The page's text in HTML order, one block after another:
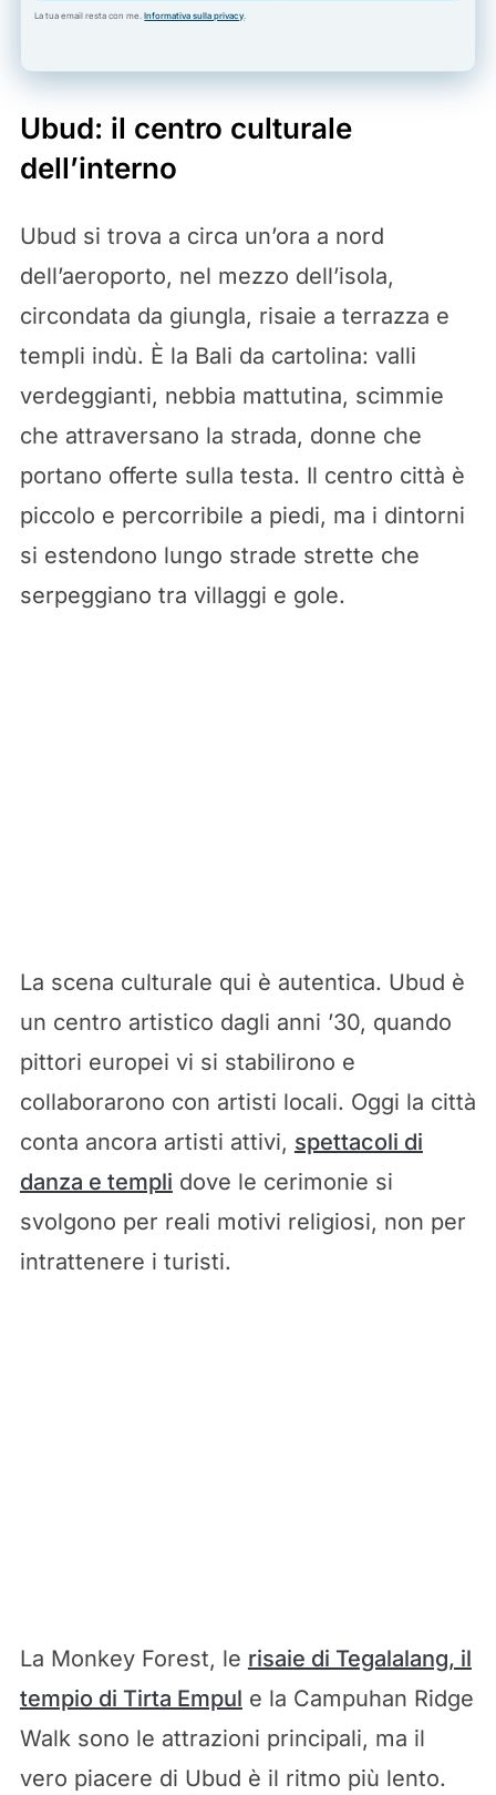
La tua email resta con me.Informativa sulla privacy.
Ubud: il centro culturale
dell’interno
Ubud si trova a circa un’ora a nord
dell’aeroporto, nel mezzo dell’isola,
circondata da giungla, risaie a terrazza e
templi indù. È la Bali da cartolina: valli
verdeggianti, nebbia mattutina, scimmie
che attraversano la strada, donne che
portano offerte sulla testa. Il centro città è
piccolo e percorribile a piedi, ma i dintorni
si estendono lungo strade strette che
serpeggiano tra villaggi e gole.
La scena culturale qui è autentica. Ubud è
un centro artistico dagli anni ’30, quando
pittori europei vi si stabilirono e
collaborarono con artisti locali. Oggi la città
conta ancora artisti attivi, spettacoli di
danza e templi dove le cerimonie si
svolgono per reali motivi religiosi, non per
intrattenere i turisti.
La Monkey Forest, le risaie di Tegalalang, il
tempio di Tirta Empul e la Campuhan Ridge
Walk sono le attrazioni principali, ma il
vero piacere di Ubud è il ritmo più lento.